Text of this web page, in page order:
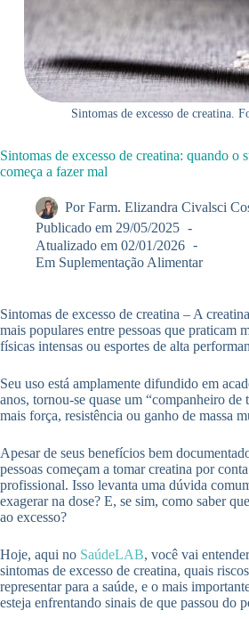
Sintomas de excesso de creatina.
Sintomas de excesso de creatina: quando o
começa a fazer mal
Por Farm. Elizandra Civalsci
Publicado em 29/05/2025
Atualizado em 02/01/2026
Em Suplementação Alimentar
Sintomas de excesso de creatina – A
mais populares entre pessoas que praticam
físicas intensas ou esportes de alta
Seu uso está amplamente difundido em
anos, tornou-se quase um “companheiro de
mais força, resistência ou ganho de massa
Apesar de seus benefícios bem
pessoas começam a tomar creatina por
profissional. Isso levanta uma dúvida
exagerar na dose? E, se sim, como saber
ao excesso?
Hoje, aqui no SaúdeLAB, você vai
sintomas de excesso de creatina, quais
representar para a saúde, e o mais
esteja enfrentando sinais de que passou do